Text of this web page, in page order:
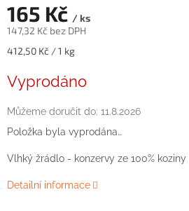
165 Kč / ks
147,32 Kč bez DPH
Měrná
412,50 Kč / 1 kg
Vyprodáno
Můžeme doručit do: 11.8.2026
Položka byla vyprodána…
Vlhký žrádlo - konzervy ze 100% koziny
Detailní informace